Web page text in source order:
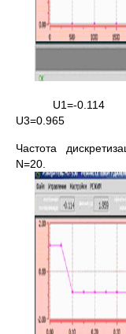
U1=-
U3=0.965
Частота
N=20.